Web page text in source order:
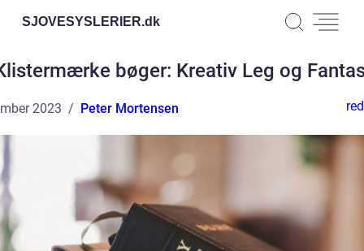
SJOVESYSLERIER.dk
bøger: Kreativ Leg og
2023 Peter Mortensen